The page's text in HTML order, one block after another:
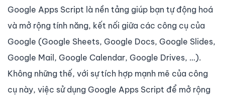
Google Apps Script là nền tảng giúp bạn tự động hoá
và mở rộng tính năng, kết nối giữa các công cụ của
Google (Google Sheets, Google Docs, Google Slides,
Google Mail, Google Calendar, Google Drives, …).
Không những thế, với sự tích hợp mạnh mẽ của công
cụ này, việc sử dụng Google Apps Script để mở rộng